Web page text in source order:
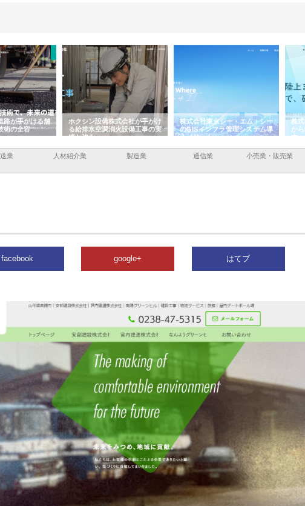
路が手がける舗
術の全容
ホクシン設備株式会社が手がけ
る給排水空調消火設備工事の実
績と強み
株式会社東京シー・エム・シー
のGISインフラ管理システム導
入メリット
株
か
由
業 人材紹介業 製造業 通信業 小売業・販売業
facebook google+ はてブ